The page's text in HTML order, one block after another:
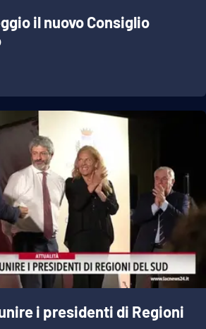
il nuovo Consiglio
i presidenti di Regioni